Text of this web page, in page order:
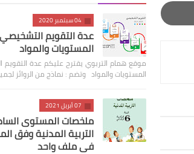
04 سبتمبر 2020
عدة التقويم
المستويات والمواد
موقع همام التربوي يقترح عليكم عدة
المستويات والمواد وتضم : نماذج من الروائز
07 أبريل 2021
ملخصات المستوى
التربية المدنية وفق
في ملف واحد